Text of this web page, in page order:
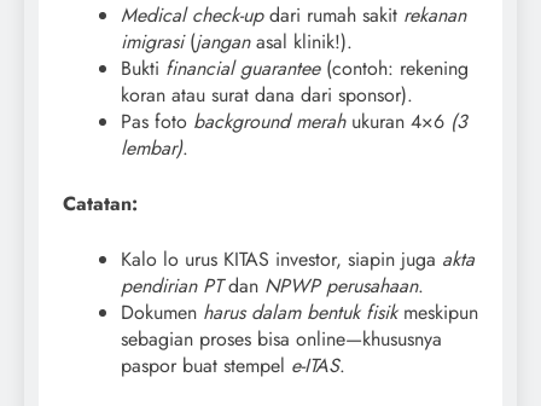
Medical check-updari rumah sakit rekanan
imigrasi(janganasal klinik!).
Bukti financial guarantee(contoh: rekening
koran atau surat dana dari sponsor).
Pas foto background merahukuran 4×6 (3
lembar).
Catatan:
Kalo lo urus KITAS investor, siapin juga akta
pendirian PTdan NPWP perusahaan.
Dokumen harus dalam bentuk fisikmeskipun
sebagian proses bisa online—khususnya
paspor buat stempel e-ITAS.